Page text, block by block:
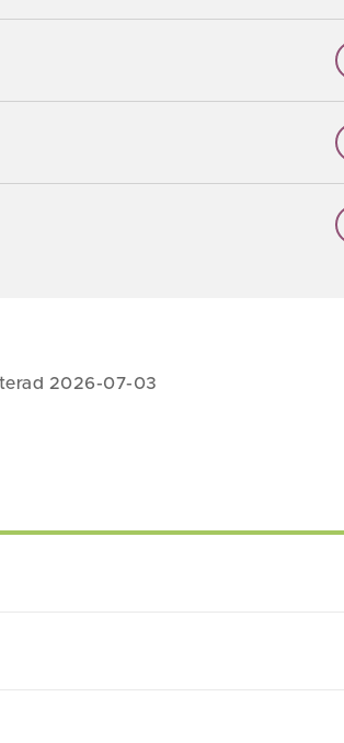
2026-07-03